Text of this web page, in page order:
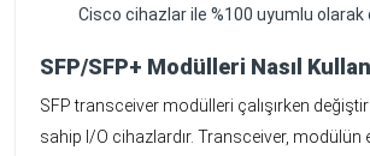
Cisco cihazlar ile %100 uyumlu olarak
SFP/SFP+ Modülleri Nasıl
SFP transceiver modülleri çalışırken
sahip I/O cihazlardır. Transceiver, modülün